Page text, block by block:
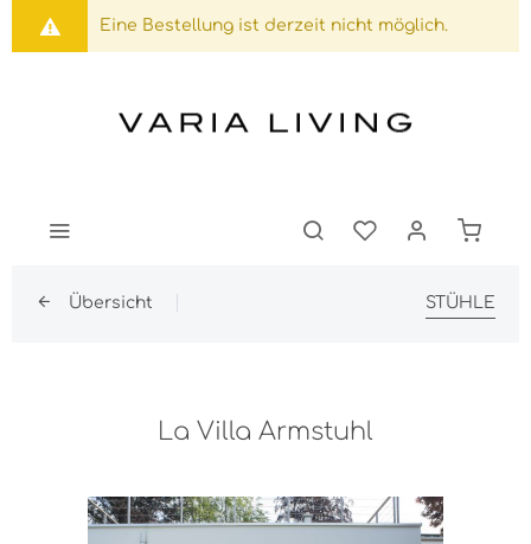
Eine Bestellung ist derzeit nicht möglich.
Übersicht STÜHLE
La Villa Armstuhl